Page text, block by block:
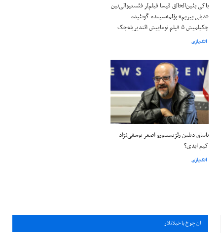
باکی بئین‌الخالق قیسا فیلم‌لر فئستیوالی‌نین
«دیلی بیزیم» بؤلمه‌سینده گونئیده
چکیلمیش ۵ فیلم نوماییش ائتدیریله‌جک
اتک‌یازی
یاساق دیلین رئژیسسورو اصغر یوسفی‌نژاد
کیم ایدی؟
اتک‌یازی
ان چوخ باخيلانلار